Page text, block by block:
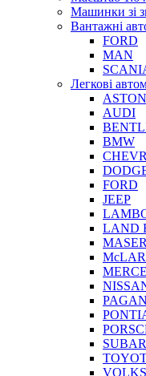
Машинки зі
Вантажні
FORD
MAN
Легкові
AUDI
BMW
FORD
JEEP
LAND